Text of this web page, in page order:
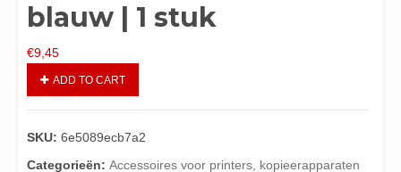
blauw | 1 stuk
€9,45
ADD TO CART
SKU: 6e5089ecb7a2
Categorieën: Accessoires voor printers, kopieerapparaten